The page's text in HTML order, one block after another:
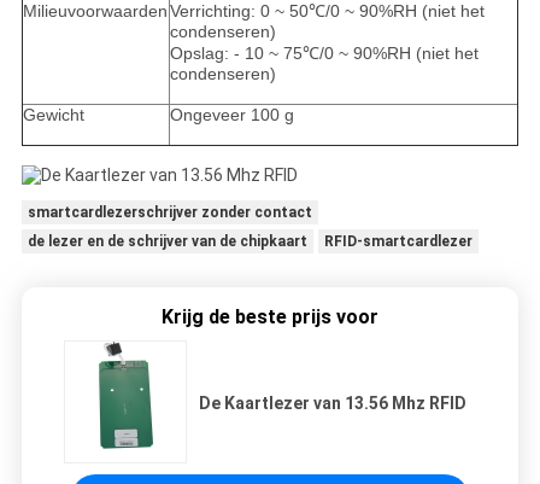
MilieuvoorwaardenVerrichting: 0 ~ 50℃/0 ~ 90%RH (niet het
condenseren)
Opslag: - 10 ~ 75℃/0 ~ 90%RH (niet het
condenseren)
Gewicht Ongeveer 100 g
smartcardlezerschrijver zonder contact
de lezer en de schrijver van de chipkaart
RFID-smartcardlezer
Krijg de beste prijs voor
De Kaartlezer van 13.56 Mhz RFID